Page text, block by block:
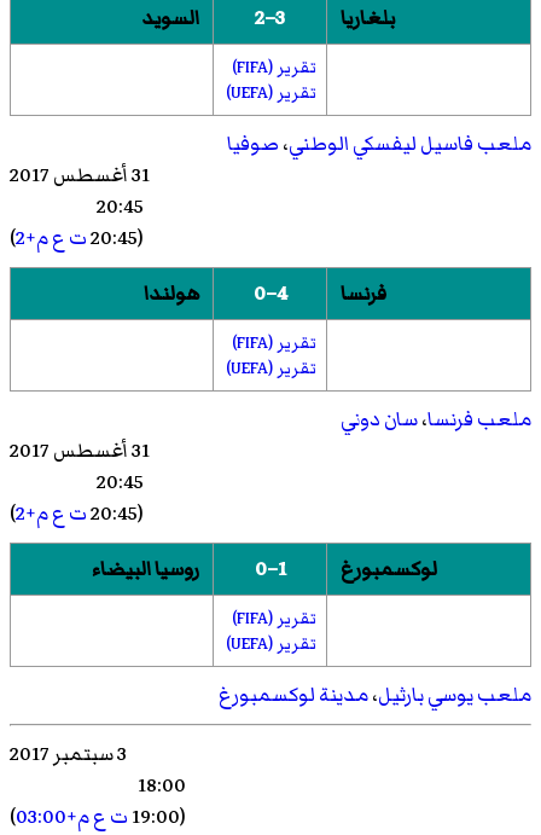
بلغاريا
3–2 السويد
تقرير (FIFA)
تقرير (UEFA)
ملعب فاسيل ليفسكي الوطني،صوفيا
31 أغسطس 2017
20:45
(20:45
ت ع م+2 )
فرنسا
4–0 هولندا
تقرير (FIFA)
تقرير (UEFA)
ملعب فرنسا،سان دوني
31 أغسطس 2017
20:45
(20:45
ت ع م+2 )
لوكسمبورغ
1–0 روسيا البيضاء
تقرير (FIFA)
تقرير (UEFA)
ملعب يوسي بارثيل،مدينة لوكسمبورغ
3 سبتمبر 2017
18:00
(19:00
ت ع م+03:00
)